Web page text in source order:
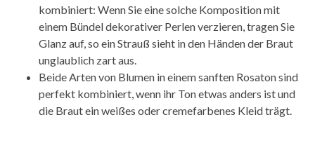
kombiniert: Wenn Sie eine solche Komposition mit
einem Bündel dekorativer Perlen verzieren, tragen Sie
Glanz auf, so ein Strauß sieht in den Händen der Braut
unglaublich zart aus.
Beide Arten von Blumen in einem sanften Rosaton sind
perfekt kombiniert, wenn ihr Ton etwas anders ist und
die Braut ein weißes oder cremefarbenes Kleid trägt.